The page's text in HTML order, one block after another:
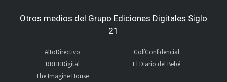
Otros medios del Grupo Ediciones Digitales Siglo
21
AltoDirectivo
RRHHDigital
The Imagine House
GolfConfidencial
El Diario del Bebé